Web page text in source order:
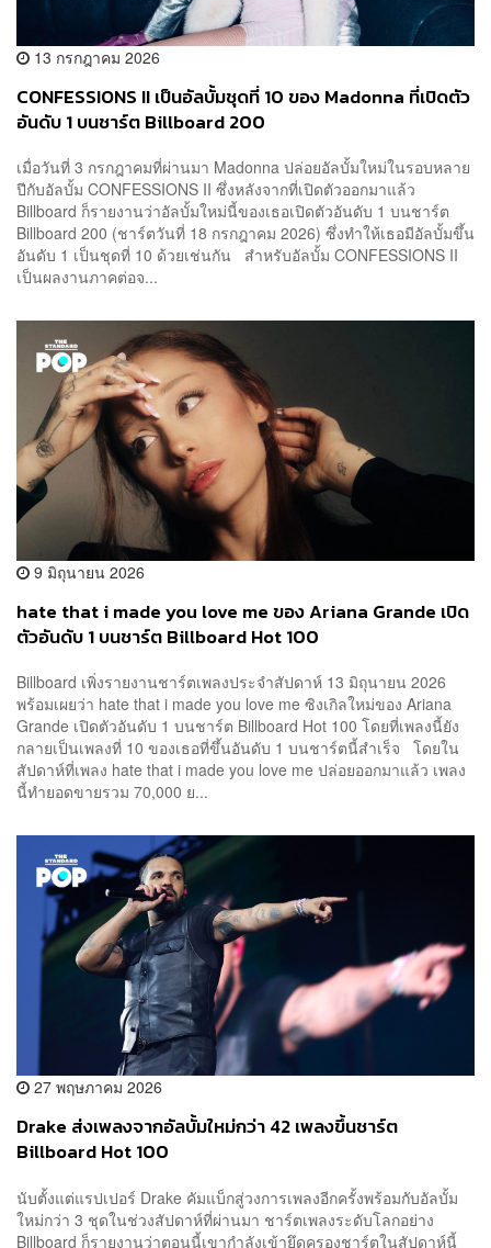
13 กรกฎาคม 2026
CONFESSIONS II เป็นอัลบั้มชุดที่ 10 ของ Madonna ที่เปิดตัว
อันดับ 1 บนชาร์ต Billboard 200
เมื่อวันที่ 3 กรกฎาคมที่ผ่านมา Madonna ปล่อยอัลบั้มใหม่ในรอบหลาย
ปีกับอัลบั้ม CONFESSIONS II ซึ่งหลังจากที่เปิดตัวออกมาแล้ว
Billboard ก็รายงานว่าอัลบั้มใหม่นี้ของเธอเปิดตัวอันดับ 1 บนชาร์ต
Billboard 200 (ชาร์ตวันที่ 18 กรกฎาคม 2026) ซึ่งทำให้เธอมีอัลบั้มขึ้น
อันดับ 1 เป็นชุดที่ 10 ด้วยเช่นกัน สำหรับอัลบั้ม CONFESSIONS II
เป็นผลงานภาคต่อจ...
9 มิถุนายน 2026
hate that i made you love me ของ Ariana Grande เปิด
ตัวอันดับ 1 บนชาร์ต Billboard Hot 100
Billboard เพิ่งรายงานชาร์ตเพลงประจำสัปดาห์ 13 มิถุนายน 2026
พร้อมเผยว่า hate that i made you love me ซิงเกิลใหม่ของ Ariana
Grande เปิดตัวอันดับ 1 บนชาร์ต Billboard Hot 100 โดยที่เพลงนี้ยัง
กลายเป็นเพลงที่ 10 ของเธอที่ขึ้นอันดับ 1 บนชาร์ตนี้สำเร็จ โดยใน
สัปดาห์ที่เพลง hate that i made you love me ปล่อยออกมาแล้ว เพลง
นี้ทำยอดขายรวม 70,000 ย...
27 พฤษภาคม 2026
Drake ส่งเพลงจากอัลบั้มใหม่กว่า 42 เพลงขึ้นชาร์ต
Billboard Hot 100
นับตั้งแต่แรปเปอร์ Drake คัมแบ็กสู่วงการเพลงอีกครั้งพร้อมกับอัลบั้ม
ใหม่กว่า 3 ชุดในช่วงสัปดาห์ที่ผ่านมา ชาร์ตเพลงระดับโลกอย่าง
Billboard ก็รายงานว่าตอนนี้เขากำลังเข้ายึดครองชาร์ตในสัปดาห์นี้